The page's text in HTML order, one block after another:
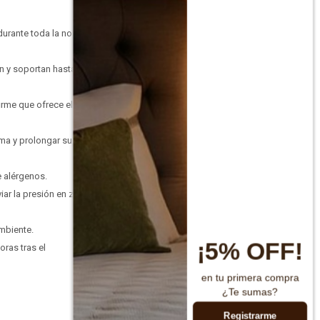
toda la noche.
soportan hasta 150
que ofrece el
y prolongar su vida
la presión en zonas
tras el
¡5% OFF!
en tu primera compra
¿Te sumas?
Registrarme